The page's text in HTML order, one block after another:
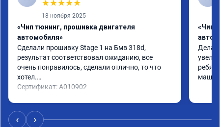
★★★★★
18 ноября 2025
«Чип тюнинг, прошивка двигателя
автомобиля»
Сделали прошивку Stage 1 на Бмв 318d,
результат соответствовал ожиданию, все
очень понравилось, сделали отлично, то что
хотел.
Сертификат: A010902
«Чип
‹ ›